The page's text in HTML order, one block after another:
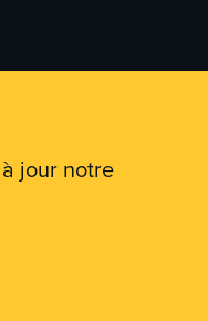
jour notre